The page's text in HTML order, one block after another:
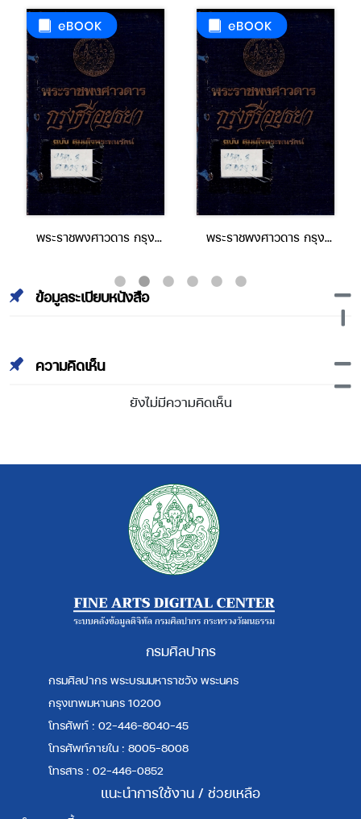
พระราชพงศาวดาร กรุง
พนรัตน์ part1
พระราชพงศาวดาร กรุง
พนรัตน์ part2
ข้อมูลระเบียบหนังสือ
ความคิดเห็น
ยังไม่มีความคิดเห็น
กรมศิลปากร
กรมศิลปากร พระบรมมหาราชวัง พระนคร
กรุงเทพมหานคร 10200
โทรศัพท์ : 02-446-8040-45
โทรศัพท์ภายใน : 8005-8008
โทรสาร : 02-446-0852
แนะนำการใช้งาน / ช่วยเหลือ